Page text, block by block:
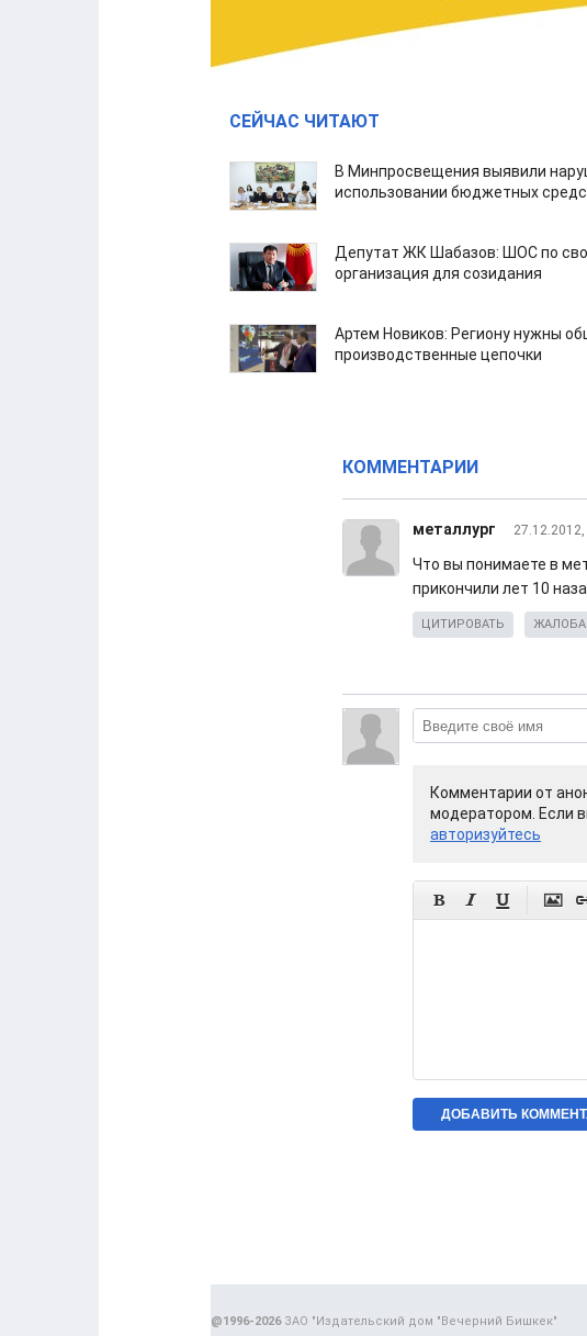
СЕЙЧАС ЧИТАЮТ
В Минпросвещения выявили
использовании бюджетных
Депутат ЖК Шабазов: ШОС по
организация для созидания
Артем Новиков: Региону нужны
производственные цепочки
КОММЕНТАРИИ
металлург
Что вы понимаете в
прикончили лет 10
ЦИТИРОВАТЬ
Комментарии от
модератором. Если
авторизуйтесь
   
@1996-2026ЗАО "Издательский дом "Вечерний Бишкек"